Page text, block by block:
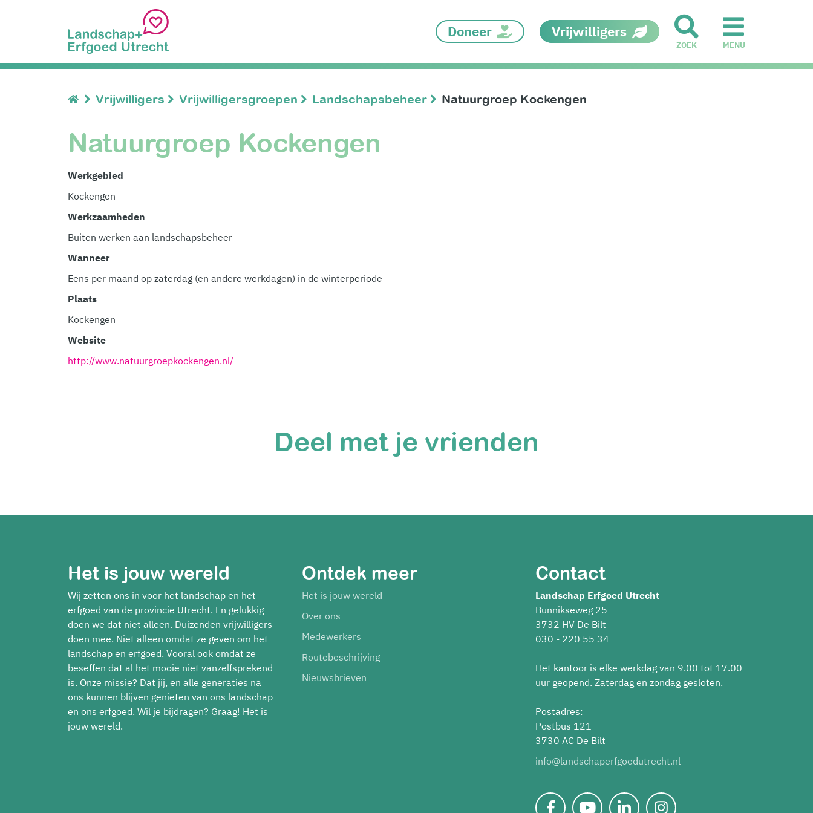
Doneer Vrijwilligers
ZOEK MENU
Vrijwilligers Vrijwilligersgroepen Landschapsbeheer Natuurgroep Kockengen
Natuurgroep Kockengen
Werkgebied
Kockengen
Werkzaamheden
Buiten werken aan landschapsbeheer
Wanneer
Eens per maand op zaterdag (en andere werkdagen) in de winterperiode
Plaats
Kockengen
Website
http://www.natuurgroepkockengen.nl/
Deel met je vrienden
Het is jouw wereld
Wij zetten ons in voor het landschap en het
erfgoed van de provincie Utrecht. En gelukkig
doen we dat niet alleen. Duizenden vrijwilligers
doen mee. Niet alleen omdat ze geven om het
landschap en erfgoed. Vooral ook omdat ze
beseffen dat al het mooie niet vanzelfsprekend
is. Onze missie? Dat jij, en alle generaties na
ons kunnen blijven genieten van ons landschap
en ons erfgoed. Wil je bijdragen? Graag! Het is
jouw wereld.
Ontdek meer
Het is jouw wereld
Over ons
Medewerkers
Routebeschrijving
Nieuwsbrieven
Contact
Landschap Erfgoed Utrecht
Bunnikseweg 25
3732 HV De Bilt
030 - 220 55 34
Het kantoor is elke werkdag van 9.00 tot 17.00
uur geopend. Zaterdag en zondag gesloten.
Postadres:
Postbus 121
3730 AC De Bilt
info@landschaperfgoedutrecht.nl